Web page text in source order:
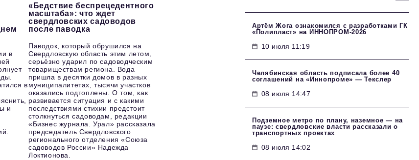
в
в
и
«Бедствие беспрецедентного
масштаба»: что ждет
свердловских садоводов
после паводка
Паводок, который обрушился на
Свердловскую область этим летом,
серьёзно ударил по садоводческим
товариществам региона. Вода
пришла в десятки домов в разных
муниципалитетах, тысячи участков
оказались подтоплены. О том, как
развивается ситуация и с какими
последствиями стихии предстоит
столкнуться садоводам, редакции
«Бизнес журнала. Урал» рассказала
председатель Свердловского
регионального отделения «Союза
садоводов России» Надежда
Локтионова.
Артём Жога ознакомился с разработками ГК
«Полипласт» на ИННОПРОМ-2026
10 июля 11:19
Челябинская область подписала более 40
соглашений на «Иннопроме» — Текслер
08 июля 14:47
Подземное метро по плану, наземное — на
паузе: свердловские власти рассказали о
транспортных проектах
08 июля 14:02